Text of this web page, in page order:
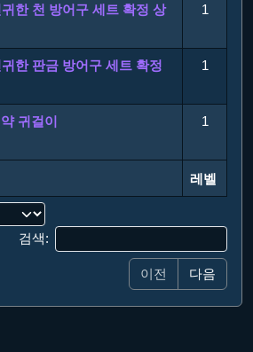
레벨
한 천 방어구 세트 확정 상
1
한 판금 방어구 세트 확정
1
귀걸이 1
레벨
검색:
이전
다음